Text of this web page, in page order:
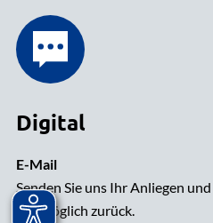
Digital
E-Mail
Senden Sie uns Ihr Anliegen
wie möglich zurück.